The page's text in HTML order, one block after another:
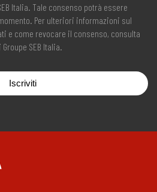
Italia. Tale consenso potrà essere
Per ulteriori informazioni sul
e come revocare il consenso, consulta
Groupe SEB Italia.
Iscriviti